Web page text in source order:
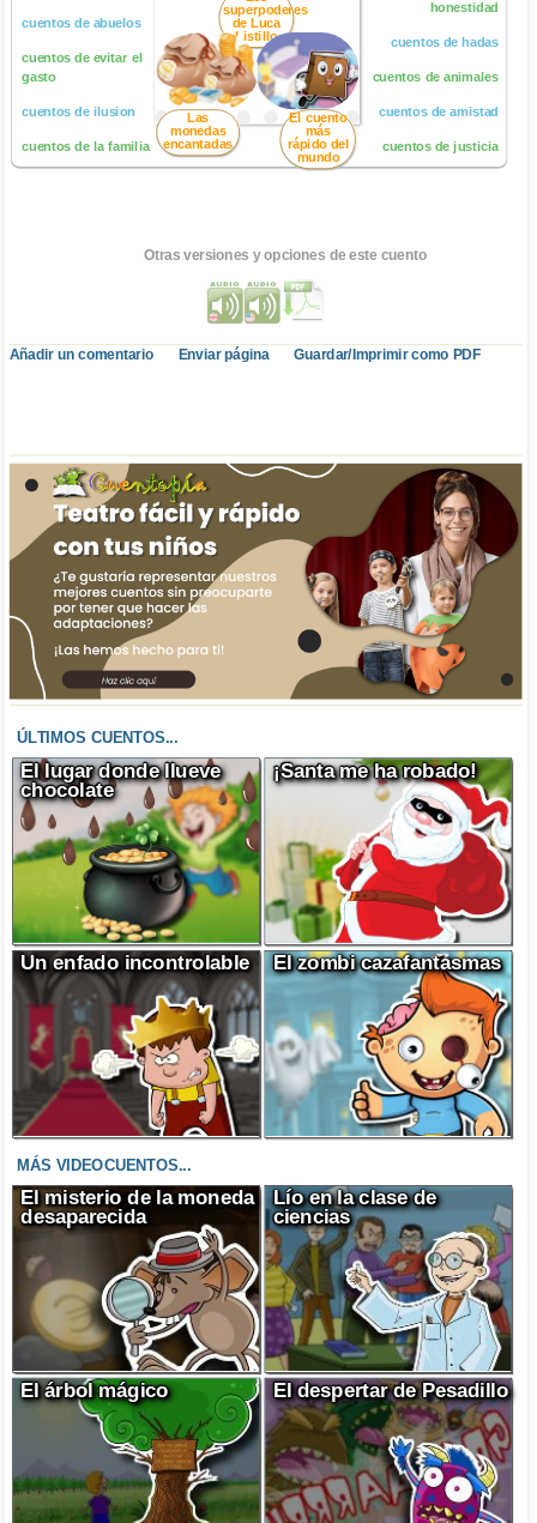
cuentos de abuelos
cuentos de evitar el
gasto
cuentos de ilusion
cuentos de la familia
superpoderes
de Luca
Listillo
El cuento
más
rápido del
mundo
Las
monedas
encantadas
honestidad
cuentos de hadas
cuentos de animales
cuentos de amistad
cuentos de justicia
Otras versiones y opciones de este cuento
Añadir un comentario Enviar página Guardar/Imprimir como PDF
ÚLTIMOS CUENTOS...
El lugar donde llueve
chocolate
¡Santa me ha robado!
Un enfado incontrolable El zombi cazafantasmas
MÁS VIDEOCUENTOS...
El misterio de la moneda
desaparecida
Lío en la clase de
ciencias
El árbol mágico El despertar de Pesadillo